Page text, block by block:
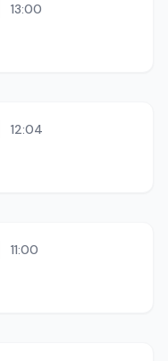
13:00
12:04
11:00